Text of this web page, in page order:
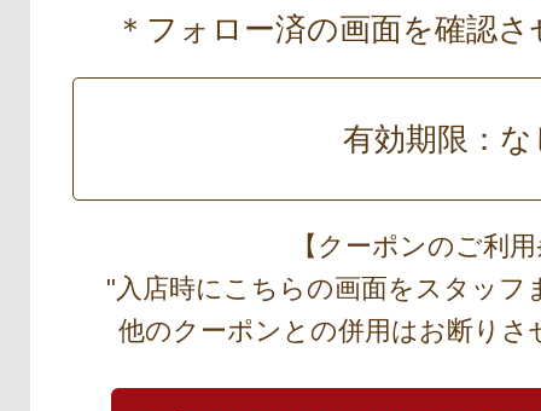
＊フォロー済の画面を確認
有効期限：な
【クーポンのご利
"入店時にこちらの画面をスタッフ
他のクーポンとの併用はお断り